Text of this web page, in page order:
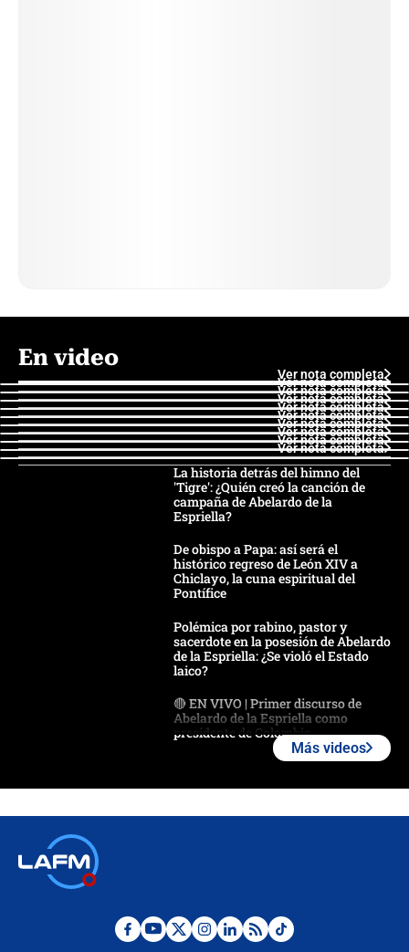
En video
Ver nota completa
Ver nota completa
Ver nota completa
Ver nota completa
Ver nota completa
Ver nota completa
Ver nota completa
Ver nota completa
Ver nota completa
Ver nota completa
La historia detrás del himno del
'Tigre': ¿Quién creó la canción de
campaña de Abelardo de la
Espriella?
De obispo a Papa: así será el
histórico regreso de León XIV a
Chiclayo, la cuna espiritual del
Pontífice
Polémica por rabino, pastor y
sacerdote en la posesión de Abelardo
de la Espriella: ¿Se violó el Estado
laico?
🔴 EN VIVO | Primer discurso de
Abelardo de la Espriella como
presidente de Colombia
Desde dermatitis hasta infecciones:
Más videos